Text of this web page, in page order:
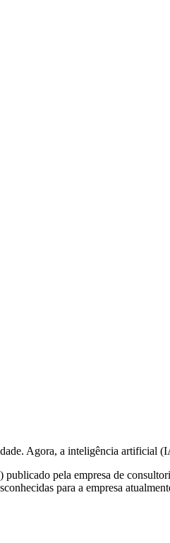
Agora, a inteligência artificial
pela empresa de
para a empresa